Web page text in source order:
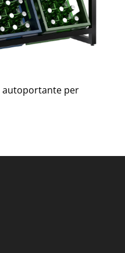
autoportante per